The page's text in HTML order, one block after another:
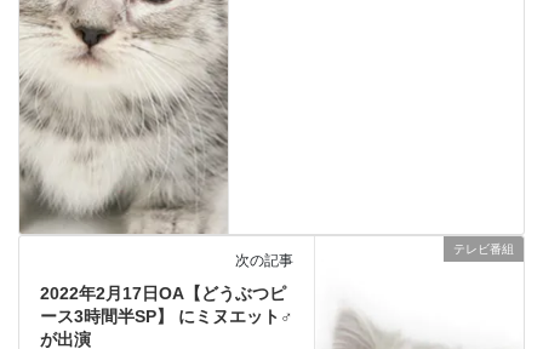
テレビ番組
次の記事
2022年2月17日OA【どうぶつピ
ース3時間半SP】 にミヌエット♂
が出演